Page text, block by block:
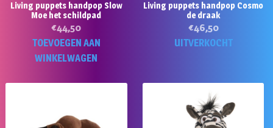
Living puppets handpop Slow
Moe het schildpad
€44,50
TOEVOEGEN AAN
WINKELWAGEN
Living puppets handpop Cosmo
de draak
€46,50
UITVERKOCHT